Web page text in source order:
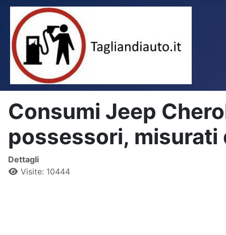
Consumi Jeep
possessori, misurati
Dettagli
Visite: 10444